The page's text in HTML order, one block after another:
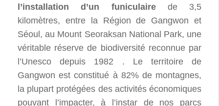
l’installation d’un funiculairede 3,5
kilomètres, entre la Région de Gangwon et
Séoul, au Mount Seoraksan National Park, une
véritable réserve de biodiversité reconnue par
l’Unesco depuis 1982 . Le territoire de
Gangwon est constitué à 82% de montagnes,
la plupart protégées des activités économiques
pouvant l’impacter, à l’instar de nos parcs